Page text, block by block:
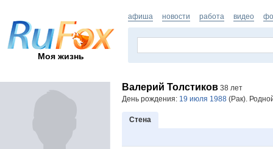
Моя жизнь
афиша новости работа видео
Валерий Толстиков 38 лет
День рождения: 19 июля 1988 (Рак).
Стена